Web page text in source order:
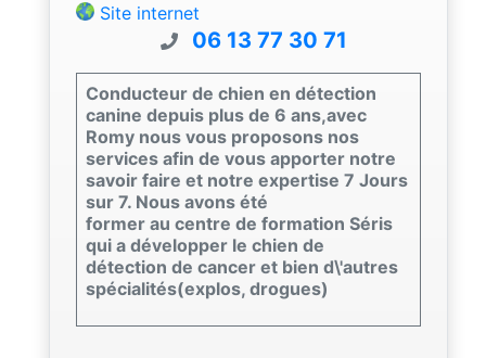
Site internet
06 13 77 30 71
Conducteur de chien en détection
canine depuis plus de 6 ans,avec
Romy nous vous proposons nos
services afin de vous apporter notre
savoir faire et notre expertise 7 Jours
sur 7. Nous avons été
former au centre de formation Séris
qui a développer le chien de
détection de cancer et bien d\'autres
spécialités(explos, drogues)